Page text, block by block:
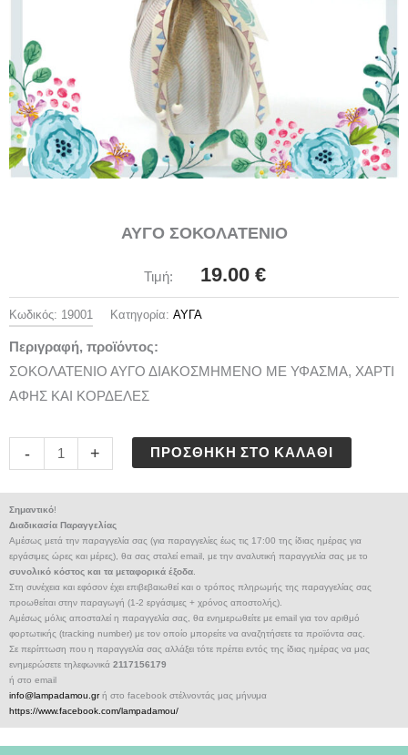
Σημαντικό!
Διαδικασία Παραγγελίας
Αμέσως μετά την παραγγελία σας (για παραγγελίες έως τις 17:00 της ίδιας ημέρας για
εργάσιμες ώρες και μέρες), θα σας σταλεί email, με την αναλυτική παραγγελία σας με το
συνολικό κόστος και τα μεταφορικά έξοδα
Στη συνέχεια και εφόσον έχει επιβεβαιωθεί και ο τρόπος πληρωμής της παραγγελίας σας
προωθείται στην παραγωγή (1-2 εργάσιμες + χρόνος αποστολής).
Αμέσως μόλις αποσταλεί η παραγγελία σας, θα ενημερωθείτε με email για τον αριθμό
φορτωτικής (tracking number) με τον οποίο μπορείτε να αναζητήσετε τα προϊόντα σας.
Σε περίπτωση που η παραγγελία σας αλλάξει τότε πρέπει εντός της ίδιας ημέρας να μας
ενημερώσετε τηλεφωνικά 2117156179
ή στο email
info@lampadamou.grή στο facebook στέλνοντάς μας μήνυμα
https://www.facebook.com/lampadamou/
ΑΥΓΟ ΣΟΚΟΛΑΤΕΝΙΟ
Τιμή: 19.00 €
Κωδικός: 19001 Κατηγορία: ΑΥΓΑ
Περιγραφή, προϊόντος:
ΣΟΚΟΛΑΤΕΝΙΟ ΑΥΓΟ ΔΙΑΚΟΣΜΗΜΕΝΟ ΜΕ ΥΦΑΣΜΑ, ΧΑΡΤΙ
ΑΦΗΣ ΚΑΙ ΚΟΡΔΕΛΕΣ
-
ΣΟΚΟΛΑΤΕΝΙΟ
ποσότητα
+ ΠΡΟΣΘΉΚΗ ΣΤΟ ΚΑΛΆΘΙ